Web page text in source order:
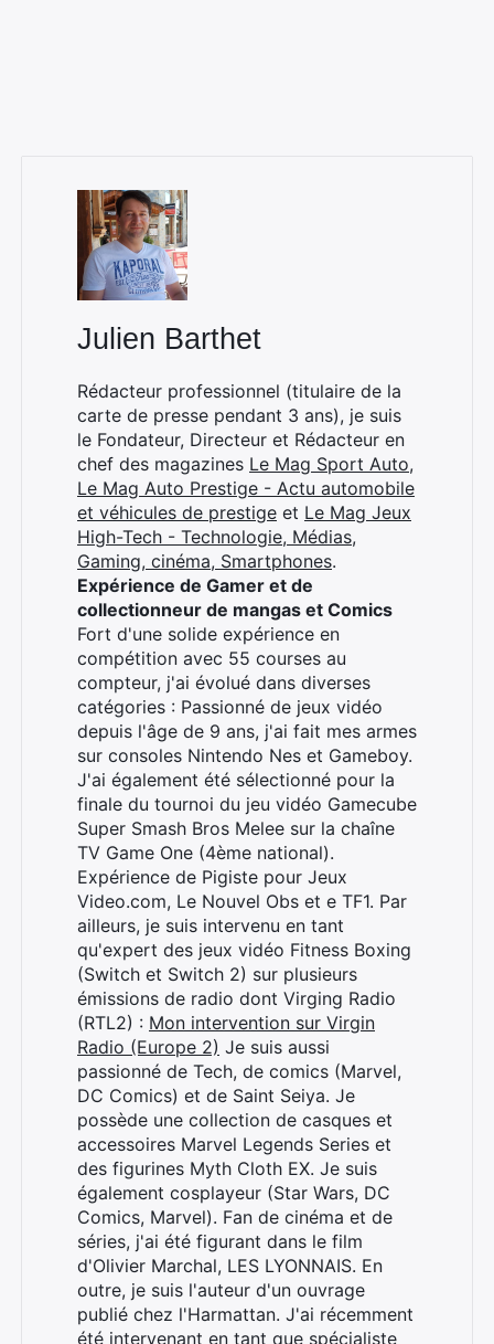
Julien Barthet
Rédacteur professionnel (titulaire de la
carte de presse pendant 3 ans), je suis
le Fondateur, Directeur et Rédacteur en
chef des magazines Le Mag Sport Auto,
Le Mag Auto Prestige - Actu automobile
et véhicules de prestige et Le Mag Jeux
High-Tech - Technologie, Médias,
Gaming, cinéma, Smartphones.
Expérience de Gamer et de
collectionneur de mangas et Comics
Fort d'une solide expérience en
compétition avec 55 courses au
compteur, j'ai évolué dans diverses
catégories : Passionné de jeux vidéo
depuis l'âge de 9 ans, j'ai fait mes armes
sur consoles Nintendo Nes et Gameboy.
J'ai également été sélectionné pour la
finale du tournoi du jeu vidéo Gamecube
Super Smash Bros Melee sur la chaîne
TV Game One (4ème national).
Expérience de Pigiste pour Jeux
Video.com, Le Nouvel Obs et e TF1. Par
ailleurs, je suis intervenu en tant
qu'expert des jeux vidéo Fitness Boxing
(Switch et Switch 2) sur plusieurs
émissions de radio dont Virging Radio
(RTL2) : Mon intervention sur Virgin
Radio (Europe 2) Je suis aussi
passionné de Tech, de comics (Marvel,
DC Comics) et de Saint Seiya. Je
possède une collection de casques et
accessoires Marvel Legends Series et
des figurines Myth Cloth EX. Je suis
également cosplayeur (Star Wars, DC
Comics, Marvel). Fan de cinéma et de
séries, j'ai été figurant dans le film
d'Olivier Marchal, LES LYONNAIS. En
outre, je suis l'auteur d'un ouvrage
publié chez l'Harmattan. J'ai récemment
été intervenant en tant que spécialiste